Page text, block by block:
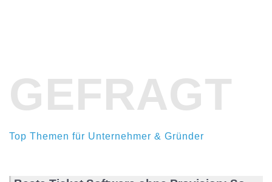
GEFRAGT
Top Themen für Unternehmer & Gründer